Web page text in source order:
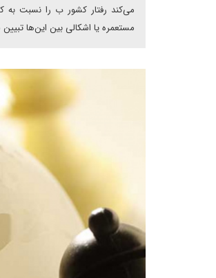
می‌کند رفتار کشور ب را نسبت به
مستعمره یا اشکالی بین این‌ها